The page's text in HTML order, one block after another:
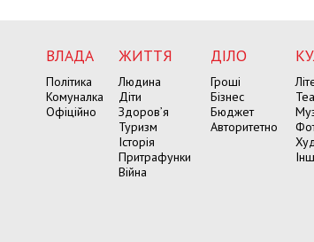
ВЛАДА
Політика
Комуналка
Офіційно
ЖИТТЯ
Людина
Діти
Здоров’я
Туризм
Історія
Притрафунки
Війна
ДІЛО
Гроші
Бізнес
Бюджет
Авторитетно